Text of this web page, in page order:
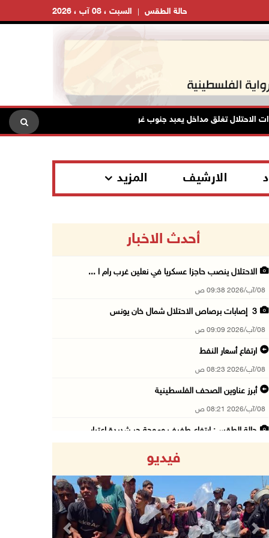
السبت ، 08 آب ، 2026 حالة الطقس
تغلق مداخل يعبد جنوب غرب جنين تواصل انتهاكات
الارشيف المزيد
أحدث الاخبار
الاحتلال ينصب حاجزا عسكريا في نعلين غرب رام ا ...
08/آب/2026 09:38 ص
3 إصابات برصاص الاحتلال شمال خان يونس
08/آب/2026 09:09 ص
ارتفاع أسعار النفط
08/آب/2026 08:23 ص
أبرز عناوين الصحف الفلسطينية
08/آب/2026 08:21 ص
حالة الطقس: ارتفاع طفيف وموجة حر شديدة اعتبار ...
08/آب/2026 12:01 ص
قوات الاحتلال تقتحم بيت فجار جنوب بيت لحم
07/آب/2026 11:49 م
فيديو
Previous Next